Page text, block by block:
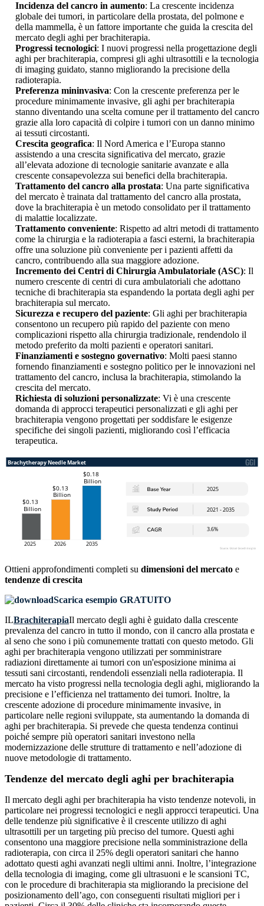
Incidenza del cancro in aumento: La crescente incidenza
globale dei tumori, in particolare della prostata, del polmone e
della mammella, è un fattore importante che guida la crescita del
mercato degli aghi per brachiterapia.
Progressi tecnologici: I nuovi progressi nella progettazione degli
aghi per brachiterapia, compresi gli aghi ultrasottili e la tecnologia
di imaging guidato, stanno migliorando la precisione della
radioterapia.
Preferenza mininvasiva: Con la crescente preferenza per le
procedure minimamente invasive, gli aghi per brachiterapia
stanno diventando una scelta comune per il trattamento del cancro
grazie alla loro capacità di colpire i tumori con un danno minimo
ai tessuti circostanti.
Crescita geografica: Il Nord America e l’Europa stanno
assistendo a una crescita significativa del mercato, grazie
all’elevata adozione di tecnologie sanitarie avanzate e alla
crescente consapevolezza sui benefici della brachiterapia.
Trattamento del cancro alla prostata: Una parte significativa
del mercato è trainata dal trattamento del cancro alla prostata,
dove la brachiterapia è un metodo consolidato per il trattamento
di malattie localizzate.
Trattamento conveniente: Rispetto ad altri metodi di trattamento
come la chirurgia e la radioterapia a fasci esterni, la brachiterapia
offre una soluzione più conveniente per i pazienti affetti da
cancro, contribuendo alla sua maggiore adozione.
Incremento dei Centri di Chirurgia Ambulatoriale (ASC): Il
numero crescente di centri di cura ambulatoriali che adottano
tecniche di brachiterapia sta espandendo la portata degli aghi per
brachiterapia sul mercato.
Sicurezza e recupero del paziente: Gli aghi per brachiterapia
consentono un recupero più rapido del paziente con meno
complicazioni rispetto alla chirurgia tradizionale, rendendolo il
metodo preferito da molti pazienti e operatori sanitari.
Finanziamenti e sostegno governativo: Molti paesi stanno
fornendo finanziamenti e sostegno politico per le innovazioni nel
trattamento del cancro, inclusa la brachiterapia, stimolando la
crescita del mercato.
Richiesta di soluzioni personalizzate: Vi è una crescente
domanda di approcci terapeutici personalizzati e gli aghi per
brachiterapia vengono progettati per soddisfare le esigenze
specifiche dei singoli pazienti, migliorando così l’efficacia
terapeutica.
Ottieni approfondimenti completi su dimensioni del mercato e
tendenze di crescita
Scarica esempio GRATUITO
ILBrachiterapiaIl mercato degli aghi è guidato dalla crescente
prevalenza del cancro in tutto il mondo, con il cancro alla prostata e
al seno che sono i più comunemente trattati con questo metodo. Gli
aghi per brachiterapia vengono utilizzati per somministrare
radiazioni direttamente ai tumori con un'esposizione minima ai
tessuti sani circostanti, rendendoli essenziali nella radioterapia. Il
mercato ha visto progressi nella tecnologia degli aghi, migliorando la
precisione e l’efficienza nel trattamento dei tumori. Inoltre, la
crescente adozione di procedure minimamente invasive, in
particolare nelle regioni sviluppate, sta aumentando la domanda di
aghi per brachiterapia. Si prevede che questa tendenza continui
poiché sempre più operatori sanitari investono nella
modernizzazione delle strutture di trattamento e nell’adozione di
nuove metodologie di trattamento.
Tendenze del mercato degli aghi per brachiterapia
Il mercato degli aghi per brachiterapia ha visto tendenze notevoli, in
particolare nei progressi tecnologici e negli approcci terapeutici. Una
delle tendenze più significative è il crescente utilizzo di aghi
ultrasottili per un targeting più preciso del tumore. Questi aghi
consentono una maggiore precisione nella somministrazione della
radioterapia, con circa il 25% degli operatori sanitari che hanno
adottato questi aghi avanzati negli ultimi anni. Inoltre, l’integrazione
della tecnologia di imaging, come gli ultrasuoni e le scansioni TC,
con le procedure di brachiterapia sta migliorando la precisione del
posizionamento dell’ago, con conseguenti risultati migliori per i